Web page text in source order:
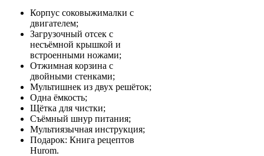
Корпус соковыжималки с
двигателем;
Загрузочный отсек с
несъёмной крышкой и
встроенными ножами;
Отжимная корзина с
двойными стенками;
Мультишнек из двух решёток;
Одна ёмкость;
Щётка для чистки;
Съёмный шнур питания;
Мультиязычная инструкция;
Подарок: Книга рецептов
Hurom.